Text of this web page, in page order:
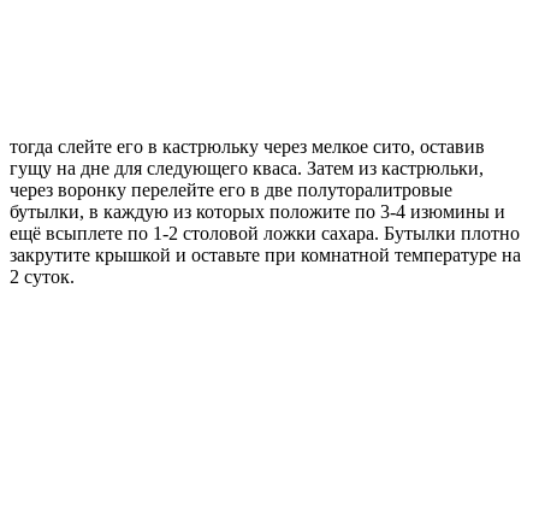
тогда слейте его в кастрюльку через мелкое сито, оставив
гущу на дне для следующего кваса. Затем из кастрюльки,
через воронку перелейте его в две полуторалитровые
бутылки, в каждую из которых положите по 3-4 изюмины и
ещё всыплете по 1-2 столовой ложки сахара. Бутылки плотно
закрутите крышкой и оставьте при комнатной температуре на
2 суток.